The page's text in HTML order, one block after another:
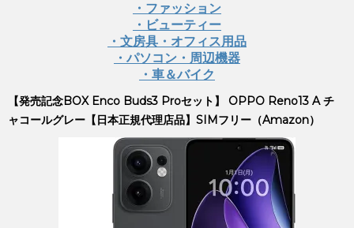
・ファッション
・ビューティー
・文房具・オフィス用品
・パソコン・周辺機器
・車＆バイク
【発売記念BOX Enco Buds3 Proセット】 OPPO Reno13 A チ
ャコールグレー【日本正規代理店品】SIMフリー（Amazon）